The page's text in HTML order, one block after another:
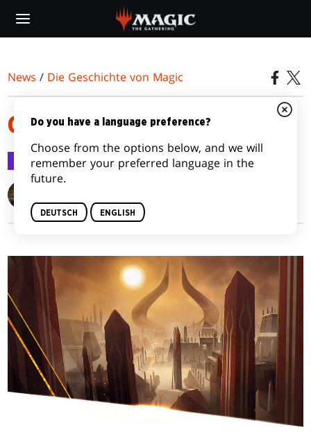
main
News / Die Geschichte von Magic
GEWISSENLOS
Die Geschichte von Magic 3. Mai 2017
Do you have a language preference?
Choose from the options below, and we will
remember your preferred language in the
future.
DEUTSCH ENGLISH